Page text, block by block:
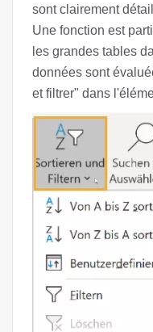
sont clairement
Une fonction est
les grandes tables
données sont
et filtrer" dans